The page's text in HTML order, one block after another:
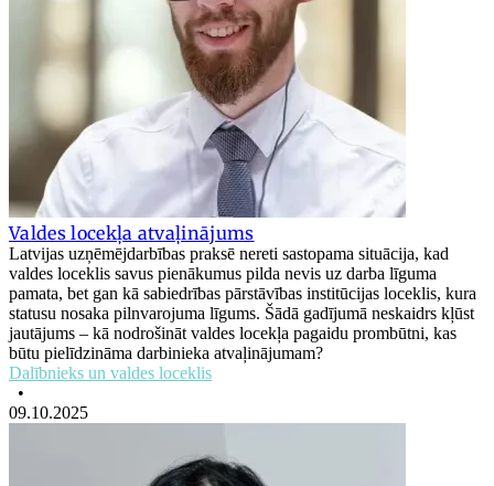
Valdes locekļa atvaļinājums
Latvijas uzņēmējdarbības praksē nereti sastopama situācija, kad
valdes loceklis savus pienākumus pilda nevis uz darba līguma
pamata, bet gan kā sabiedrības pārstāvības institūcijas loceklis, kura
statusu nosaka pilnvarojuma līgums. Šādā gadījumā neskaidrs kļūst
jautājums – kā nodrošināt valdes locekļa pagaidu prombūtni, kas
būtu pielīdzināma darbinieka atvaļinājumam?
Dalībnieks un valdes loceklis
•
09.10.2025